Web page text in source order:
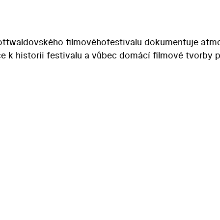
filmovéhofestivalu dokumentuje
k historii festivalu a vůbec domácí filmové tvorby